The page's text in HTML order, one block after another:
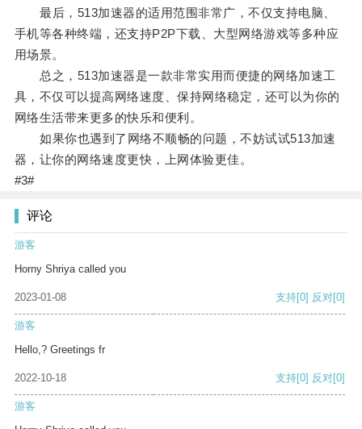
最后，513加速器的适用范围非常广，不仅支持电脑、
手机等各种终端，还支持P2P下载、大型网络游戏等多种应
用场景。
总之，513加速器是一款非常实用而便捷的网络加速工
具，不仅可以提高网络速度、保持网络稳定，还可以为你的
网络生活带来更多的快乐和便利。
如果你也遇到了网络不顺畅的问题，不妨试试513加速
器，让你的网络速度更快，上网体验更佳。
#3#
评论
游客
Horny Shriya called you
2023-01-08 支持[0] 反对[0]
游客
Hello,? Greetings fr
2022-10-18 支持[0] 反对[0]
游客